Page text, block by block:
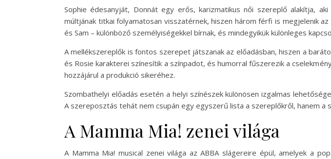
Sophie édesanyját, Donnát egy erős, karizmatikus női szereplő alakítja,
múltjának titkai folyamatosan visszatérnek, hiszen három férfi is megjelenik
és Sam – különböző személyiségekkel bírnak, és mindegyikük különleges
A mellékszereplők is fontos szerepet játszanak az előadásban, hiszen a
és Rosie karakterei színesítik a színpadot, és humorral fűszerezik a
hozzájárul a produkció sikeréhez.
Szombathelyi előadás esetén a helyi színészek különösen izgalmas
A szereposztás tehát nem csupán egy egyszerű lista a szereplőkről, hanem a
A Mamma Mia! zenei világa
A Mamma Mia! musical zenei világa az ABBA slágereire épül, amelyek a